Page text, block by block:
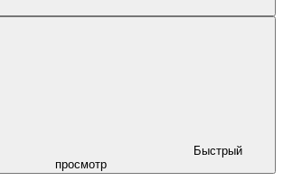
Быстрый
просмотр